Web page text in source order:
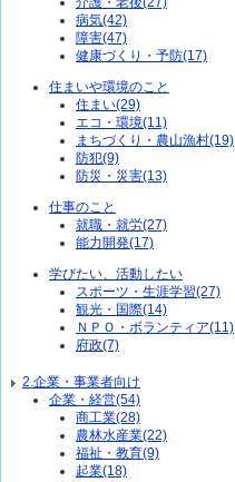
病気(42)
障害(47)
健康づくり・予防(17)
住まいや環境のこと
住まい(29)
エコ・環境(11)
まちづくり・農山漁村(19)
防犯(9)
防災・災害(13)
仕事のこと
就職・就労(27)
能力開発(17)
学びたい、活動したい
スポーツ・生涯学習(27)
観光・国際(14)
ＮＰＯ・ボランティア(11)
府政(7)
2.企業・事業者向け
企業・経営(54)
商工業(28)
農林水産業(22)
福祉・教育(9)
起業(18)